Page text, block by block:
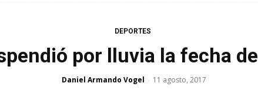
DEPORTES
por lluvia la fecha
Daniel Armando Vogel - 11 agosto, 2017